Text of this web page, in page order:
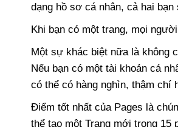
dạng hồ sơ cá nhân, cả hai
Khi bạn có một trang, mọi
Một sự khác biệt nữa là không
Nếu bạn có một tài khoản cá
có thể có hàng nghìn, thậm chí
Điểm tốt nhất của Pages là
thể tạo một Trang mới trong 15